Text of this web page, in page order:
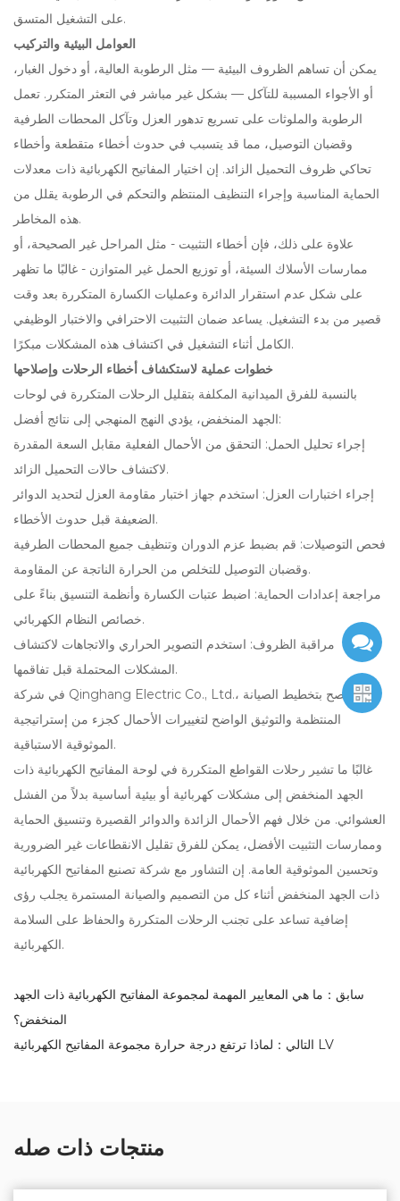
على التشغيل المتسق.
العوامل البيئية والتركيب
يمكن أن تساهم الظروف البيئية — مثل الرطوبة العالية، أو دخول الغبار،
أو الأجواء المسببة للتآكل — بشكل غير مباشر في التعثر المتكرر. تعمل
الرطوبة والملوثات على تسريع تدهور العزل وتآكل المحطات الطرفية
وقضبان التوصيل، مما قد يتسبب في حدوث أخطاء متقطعة وأخطاء
تحاكي ظروف التحميل الزائد. إن اختيار المفاتيح الكهربائية ذات معدلات
الحماية المناسبة وإجراء التنظيف المنتظم والتحكم في الرطوبة يقلل من
هذه المخاطر.
علاوة على ذلك، فإن أخطاء التثبيت - مثل المراحل غير الصحيحة، أو
ممارسات الأسلاك السيئة، أو توزيع الحمل غير المتوازن - غالبًا ما تظهر
على شكل عدم استقرار الدائرة وعمليات الكسارة المتكررة بعد وقت
قصير من بدء التشغيل. يساعد ضمان التثبيت الاحترافي والاختبار الوظيفي
الكامل أثناء التشغيل في اكتشاف هذه المشكلات مبكرًا.
خطوات عملية لاستكشاف أخطاء الرحلات وإصلاحها
بالنسبة للفرق الميدانية المكلفة بتقليل الرحلات المتكررة في لوحات
الجهد المنخفض، يؤدي النهج المنهجي إلى نتائج أفضل:
إجراء تحليل الحمل: التحقق من الأحمال الفعلية مقابل السعة المقدرة
لاكتشاف حالات التحميل الزائد.
إجراء اختبارات العزل: استخدم جهاز اختبار مقاومة العزل لتحديد الدوائر
الضعيفة قبل حدوث الأخطاء.
فحص التوصيلات: قم بضبط عزم الدوران وتنظيف جميع المحطات الطرفية
وقضبان التوصيل للتخلص من الحرارة الناتجة عن المقاومة.
مراجعة إعدادات الحماية: اضبط عتبات الكسارة وأنظمة التنسيق بناءً على
خصائص النظام الكهربائي.
مراقبة الظروف: استخدم التصوير الحراري والاتجاهات لاكتشاف
المشكلات المحتملة قبل تفاقمها.
في شركة Qinghang Electric Co., Ltd.، ننصح بتخطيط الصيانة
المنتظمة والتوثيق الواضح لتغييرات الأحمال كجزء من إستراتيجية
الموثوقية الاستباقية.
غالبًا ما تشير رحلات القواطع المتكررة في لوحة المفاتيح الكهربائية ذات
الجهد المنخفض إلى مشكلات كهربائية أو بيئية أساسية بدلاً من الفشل
العشوائي. من خلال فهم الأحمال الزائدة والدوائر القصيرة وتنسيق الحماية
وممارسات التثبيت الأفضل، يمكن للفرق تقليل الانقطاعات غير الضرورية
وتحسين الموثوقية العامة. إن التشاور مع شركة تصنيع المفاتيح الكهربائية
ذات الجهد المنخفض أثناء كل من التصميم والصيانة المستمرة يجلب رؤى
إضافية تساعد على تجنب الرحلات المتكررة والحفاظ على السلامة
الكهربائية.
سابق：ما هي المعايير المهمة لمجموعة المفاتيح الكهربائية ذات الجهد
المنخفض؟
التالي：لماذا ترتفع درجة حرارة مجموعة المفاتيح الكهربائية LV
منتجات ذات صله